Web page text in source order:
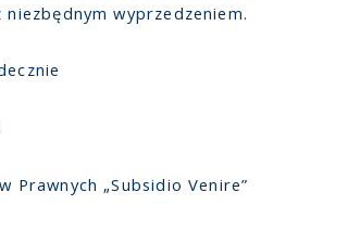
wyprzedzeniem.
Prawnych „Subsidio Venire”